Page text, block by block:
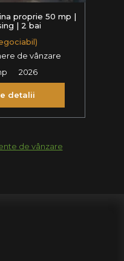
proprie 50 mp |
| 2 bai
de vânzare
2026
detalii
de vânzare